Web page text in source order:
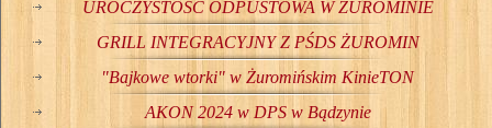
UROCZYSTOŚĆ ODPUSTOWA W ŻUROMINIE
GRILL INTEGRACYJNY Z PŚDS ŻUROMIN
"Bajkowe wtorki" w Żuromińskim KinieTON
AKON 2024 w DPS w Bądzynie